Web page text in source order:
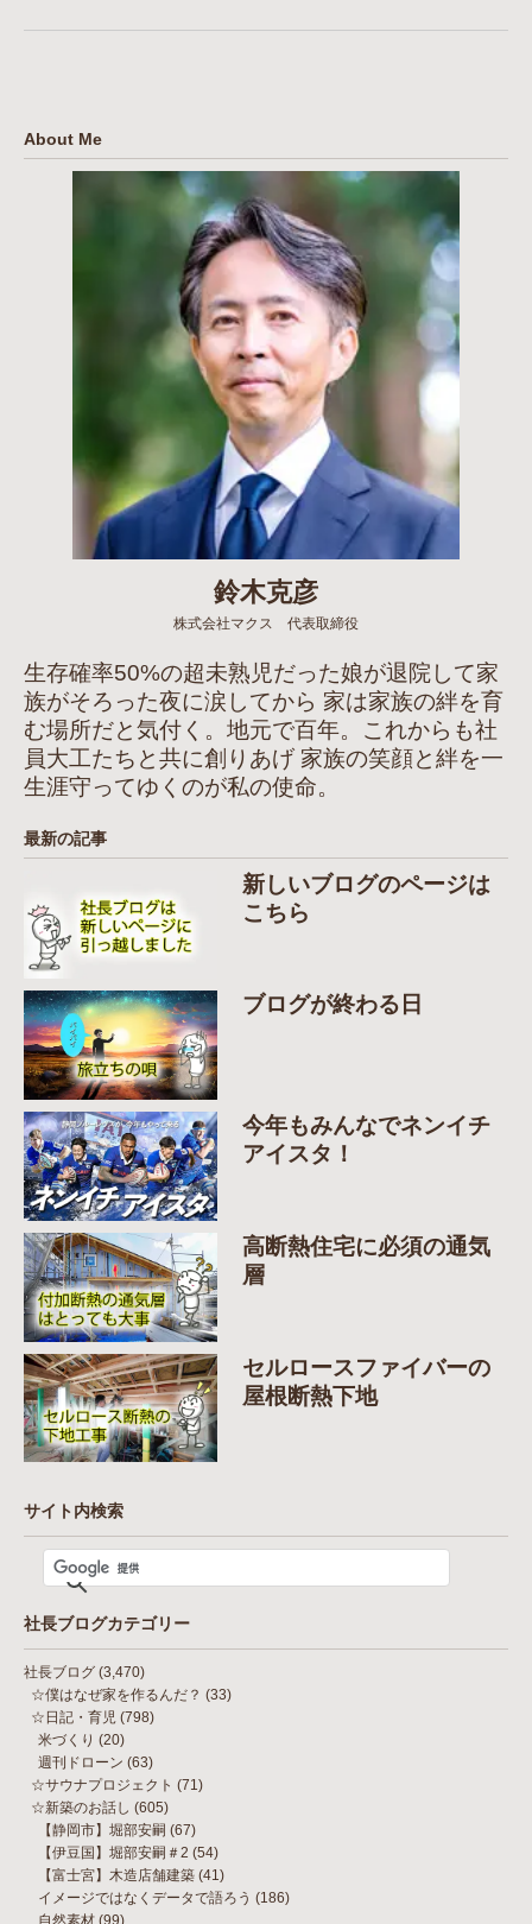
About Me
鈴木克彦
株式会社マクス 代表取締役
生存確率50%の超未熟児だった娘が退院して家
族がそろった夜に涙してから 家は家族の絆を育
む場所だと気付く。地元で百年。これからも社
員大工たちと共に創りあげ 家族の笑顔と絆を一
生涯守ってゆくのが私の使命。
最新の記事
新しいブログのページは
こちら
ブログが終わる日
今年もみんなでネンイチ
アイスタ！
高断熱住宅に必須の通気
層
セルロースファイバーの
屋根断熱下地
サイト内検索
社長ブログカテゴリー
社長ブログ (3,470)
☆僕はなぜ家を作るんだ？ (33)
☆日記・育児 (798)
米づくり (20)
週刊ドローン (63)
☆サウナプロジェクト (71)
☆新築のお話し (605)
【静岡市】堀部安嗣 (67)
【伊豆国】堀部安嗣＃2 (54)
【富士宮】木造店舗建築 (41)
イメージではなくデータで語ろう (186)